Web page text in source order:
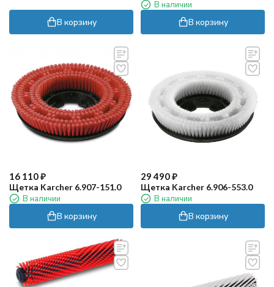
В корзину
В наличии
В корзину
16 110₽
Щетка Karcher 6.907-151.0
В наличии
В корзину
29 490₽
Щетка Karcher 6.906-553.0
В наличии
В корзину